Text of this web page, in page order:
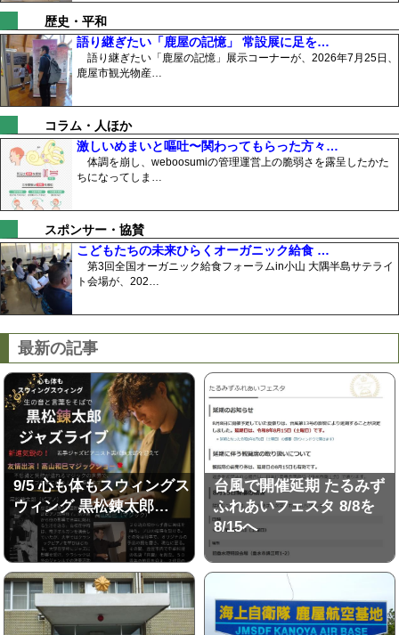
歴史・平和
語り継ぎたい「鹿屋の記憶」 常設展に足を…
語り継ぎたい「鹿屋の記憶」展示コーナーが、2026年7月25日、
鹿屋市観光物産…
コラム・人ほか
激しいめまいと嘔吐〜関わってもらった方々…
体調を崩し、weboosumiの管理運営上の脆弱さを露呈したかた
ちになってしま…
スポンサー・協賛
こどもたちの未来ひらくオーガニック給食 …
第3回全国オーガニック給食フォーラムin小山 大隅半島サテライ
ト会場が、202…
最新の記事
9/5 心も体もスウィングス
ウィング 黒松錬太郎…
台風で開催延期 たるみず
ふれあいフェスタ 8/8を
8/15へ